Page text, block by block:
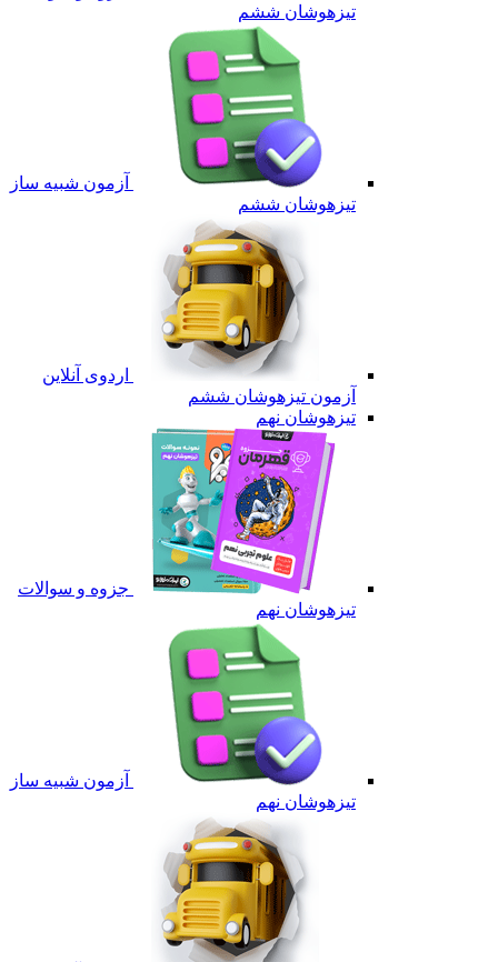
تیزهوشان ششم
آزمون شبیه ساز
تیزهوشان ششم
اردوی آنلاین
آزمون تیزهوشان ششم
تیزهوشان نهم
جزوه و سوالات
تیزهوشان نهم
آزمون شبیه ساز
تیزهوشان نهم